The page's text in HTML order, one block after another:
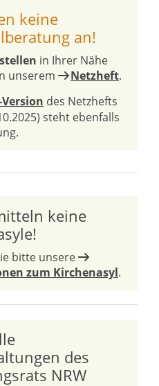
keine
an!
in Ihrer Nähe
unserem
Netzheft.
Version des Netzhefts
steht ebenfalls
keine
bitte unsere
zum Kirchenasyl.
des
NRW